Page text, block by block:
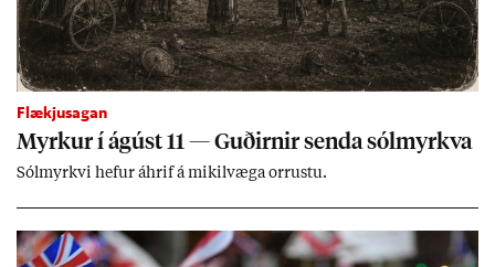
Flækjusagan
Myrk­ur í ág­úst 11 — Guð­irn­ir senda sól­myrkva
Sól­myrkvi hef­ur áhrif á mik­il­væga orr­ustu.